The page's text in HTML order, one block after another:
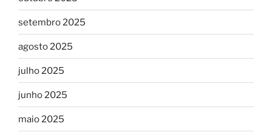
setembro 2025
agosto 2025
julho 2025
junho 2025
maio 2025